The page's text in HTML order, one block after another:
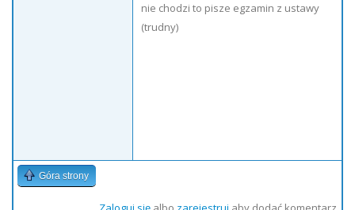
nie chodzi to pisze egzamin z ustawy
(trudny)
Góra strony